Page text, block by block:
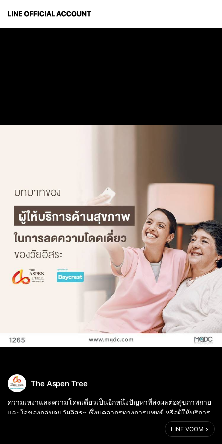
The Aspen Tree
ความเหงาและความโดดเดี่ยวเป็นอีกหนึ่งปัญหาที่ส่งผลต่อสุขภาพกาย
และใจของกลุ่มคนวัยอิสระ ซึ่งบุคลากรทางการแพทย์ หรือผู้ให้บริการ
ด้านสุขภาพ จำเป็นต้องเข้ามามีบทบาทอย่างมากในเรื่องของการดูแล
LINE VOOM